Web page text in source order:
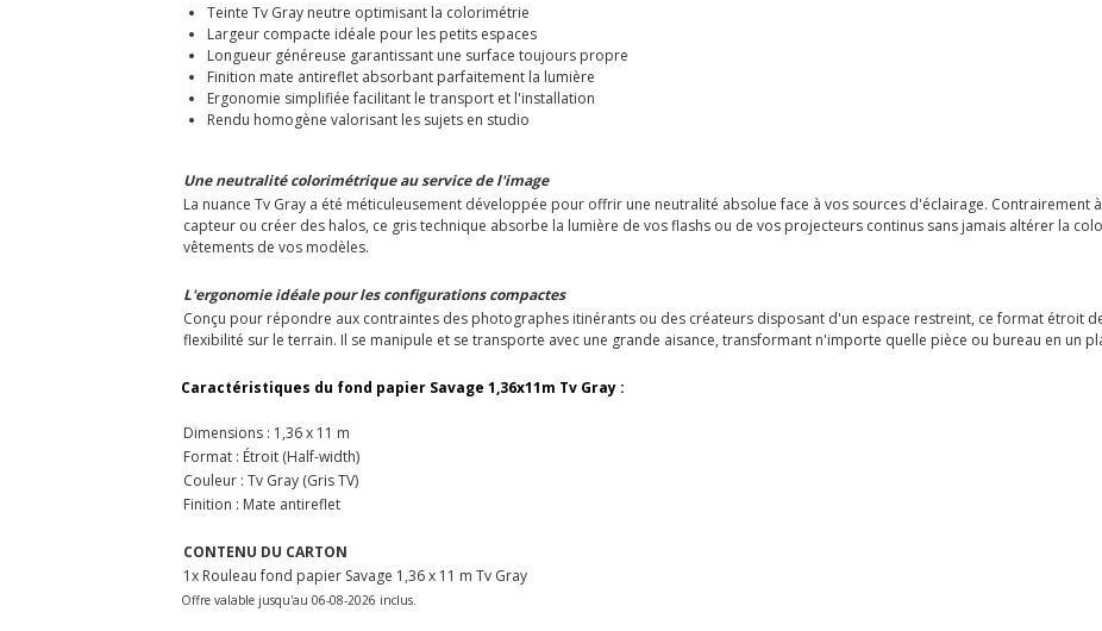
Teinte Tv Gray neutre optimisant la colorimétrie
Largeur compacte idéale pour les petits espaces
Longueur généreuse garantissant une surface toujours propre
Finition mate antireflet absorbant parfaitement la lumière
Ergonomie simplifiée facilitant le transport et l'installation
Rendu homogène valorisant les sujets en studio
Une neutralité colorimétrique au service de l'image
La nuance Tv Gray a été méticuleusement développée pour offrir une neutralité absolue face à vos sources d'éclairage. Contrairement
capteur ou créer des halos, ce gris technique absorbe la lumière de vos flashs ou de vos projecteurs continus sans jamais altérer la
vêtements de vos modèles.
L'ergonomie idéale pour les configurations compactes
Conçu pour répondre aux contraintes des photographes itinérants ou des créateurs disposant d'un espace restreint, ce format étroit
flexibilité sur le terrain. Il se manipule et se transporte avec une grande aisance, transformant n'importe quelle pièce ou bureau en un
Caractéristiques du fond papier Savage 1,36x11m Tv Gray :
Dimensions : 1,36 x 11 m
Format : Étroit (Half-width)
Couleur : Tv Gray (Gris TV)
Finition : Mate antireflet
CONTENU DU CARTON
1x Rouleau fond papier Savage 1,36 x 11 m Tv Gray
Offre valable jusqu'au 06-08-2026 inclus.